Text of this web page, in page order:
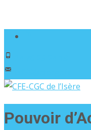
Pouvoir